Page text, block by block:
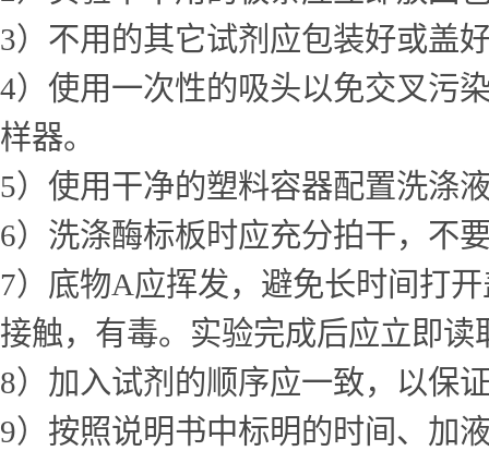
3）不用的其它试剂应包装好或盖
4）使用一次性的吸头以免交叉污
样器。
5）使用干净的塑料容器配置洗涤
6）洗涤酶标板时应充分拍干，不
7）底物A应挥发，避免长时间打
接触，有毒。实验完成后应立即读
8）加入试剂的顺序应一致，以保
9）按照说明书中标明的时间、加